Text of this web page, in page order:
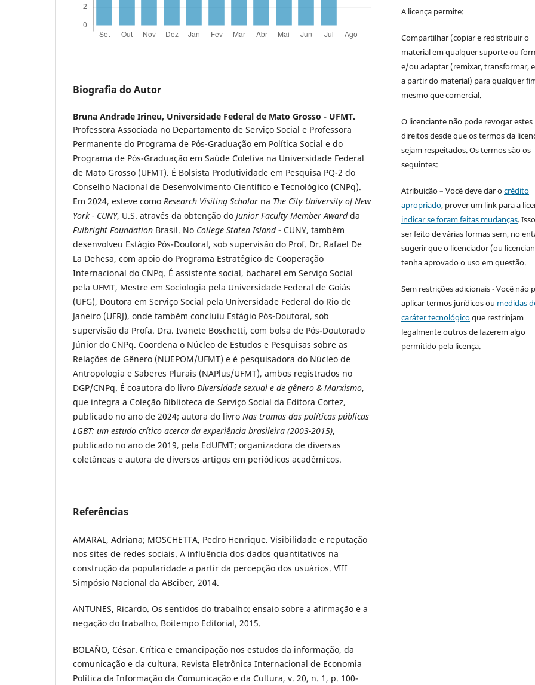
Biografia do Autor
Bruna Andrade Irineu, Universidade Federal de Mato Grosso - UFMT.
Professora Associada no Departamento de Serviço Social e Professora
Permanente do Programa de Pós-Graduação em Política Social e do
Programa de Pós-Graduação em Saúde Coletiva na Universidade Federal
de Mato Grosso (UFMT). É Bolsista Produtividade em Pesquisa PQ-2 do
Conselho Nacional de Desenvolvimento Científico e Tecnológico (CNPq).
Em 2024, esteve como Research Visiting Scholar na The City University of New
York - CUNY, U.S. através da obtenção do Junior Faculty Member Awardda
Fulbright Foundation Brasil. No College Staten Island- CUNY, também
desenvolveu Estágio Pós-Doutoral, sob supervisão do Prof. Dr. Rafael De
La Dehesa, com apoio do Programa Estratégico de Cooperação
Internacional do CNPq. É assistente social, bacharel em Serviço Social
pela UFMT, Mestre em Sociologia pela Universidade Federal de Goiás
(UFG), Doutora em Serviço Social pela Universidade Federal do Rio de
Janeiro (UFRJ), onde também concluiu Estágio Pós-Doutoral, sob
supervisão da Profa. Dra. Ivanete Boschetti, com bolsa de Pós-Doutorado
Júnior do CNPq. Coordena o Núcleo de Estudos e Pesquisas sobre as
Relações de Gênero (NUEPOM/UFMT) e é pesquisadora do Núcleo de
Antropologia e Saberes Plurais (NAPlus/UFMT), ambos registrados no
DGP/CNPq. É coautora do livro Diversidade sexual e de gênero & Marxismo,
que integra a Coleção Biblioteca de Serviço Social da Editora Cortez,
publicado no ano de 2024; autora do livro Nas tramas das políticas públicas
LGBT: um estudo crítico acerca da experiência brasileira (2003-2015),
publicado no ano de 2019, pela EdUFMT; organizadora de diversas
coletâneas e autora de diversos artigos em periódicos acadêmicos.
Referências
AMARAL, Adriana; MOSCHETTA, Pedro Henrique. Visibilidade e reputação
nos sites de redes sociais. A influência dos dados quantitativos na
construção da popularidade a partir da percepção dos usuários. VIII
Simpósio Nacional da ABciber, 2014.
ANTUNES, Ricardo. Os sentidos do trabalho: ensaio sobre a afirmação e a
negação do trabalho. Boitempo Editorial, 2015.
BOLAÑO, César. Crítica e emancipação nos estudos da informação, da
comunicação e da cultura. Revista Eletrônica Internacional de Economia
Política da Informação da Comunicação e da Cultura, v. 20, n. 1, p. 100-
A licença permite:
Compartilhar (copiar e redistribuir o
material em qualquer suporte ou
e/ou adaptar (remixar, transformar,
a partir do material) para qualquer
mesmo que comercial.
O licenciante não pode revogar estes
direitos desde que os termos da
sejam respeitados. Os termos são os
seguintes:
Atribuição – Você deve dar ocrédito
apropriado, prover um link para a
indicar se foram feitas mudanças.
ser feito de várias formas sem, no
sugerir que o licenciador (ou
tenha aprovado o uso em questão.
Sem restrições adicionais - Você não
aplicar termos jurídicos ou medidas
caráter tecnológicoque restrinjam
legalmente outros de fazerem algo
permitido pela licença.